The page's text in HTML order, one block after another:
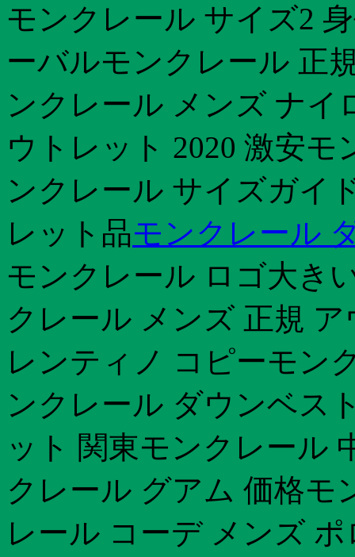
モンクレール サイズ2
ーバルモンクレール 正
ンクレール メンズ ナイ
ウトレット 2020 激安モ
ンクレール サイズガイ
レット品モンクレール
モンクレール ロゴ大き
クレール メンズ 正規
レンティノ コピーモン
ンクレール ダウンベス
ット 関東モンクレール
クレール グアム 価格モ
レール コーデ メンズ